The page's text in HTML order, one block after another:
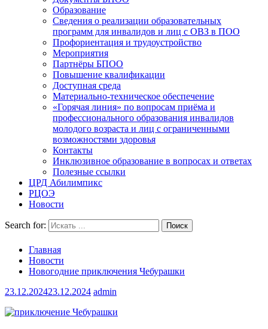
Образование
Сведения о реализации образовательных
программ для инвалидов и лиц с ОВЗ в ПОО
Профориентация и трудоустройство
Мероприятия
Партнёры БПОО
Повышение квалификации
Доступная среда
Материально-техническое обеспечение
«Горячая линия» по вопросам приёма и
профессионального образования инвалидов
молодого возраста и лиц с ограниченными
возможностями здоровья
Контакты
Инклюзивное образование в вопросах и ответах
Полезные ссылки
ЦРД Абилимпикс
РЦОЭ
Новости
Search for:
Главная
Новости
Новогодние приключения Чебурашки
23.12.202423.12.2024 admin